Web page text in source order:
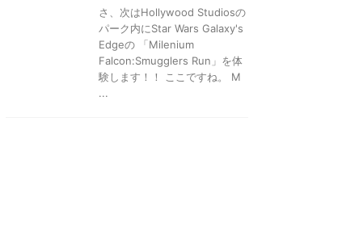
さ、次はHollywood Studiosの
パーク内にStar Wars Galaxy's
Edgeの 「Milenium
Falcon:Smugglers Run」を体
験します！！ ここですね。 M
...